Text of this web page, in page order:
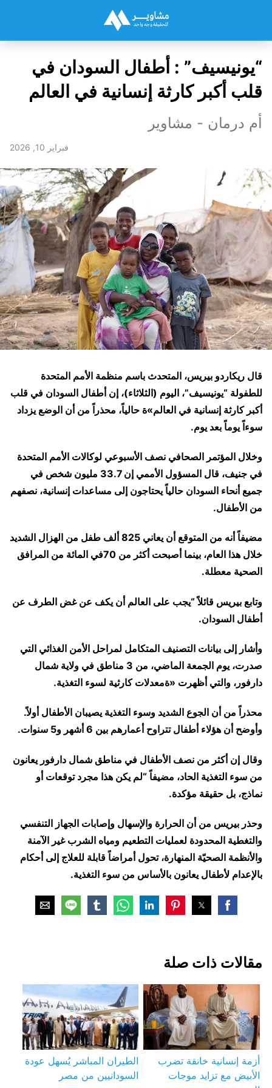
“يونيسيف” : أطفال السودان في
قلب أكبر كارثة إنسانية في العالم
أم درمان - مشاوير
فبراير 10, 2026
قال ريكاردو بيريس، المتحدث باسم منظمة الأمم المتحدة
للطفولة “يونيسيف”، اليوم (الثلاثاء)، إن أطفال السودان في قلب
أكبر كارثة إنسانية في العالم»ة حالياً، محذراً من أن الوضع يزداد
سوءاً يوماً بعد يوم.
وخلال المؤتمر الصحافي نصف الأسبوعي لوكالات الأمم المتحدة
في جنيف، قال المسؤول الأممي إن 33.7 مليون شخص في
جميع أنحاء السودان حالياً يحتاجون إلى مساعدات إنسانية، نصفهم
من الأطفال.
مضيفاً أنه من المتوقع أن يعاني 825 ألف طفل من الهزال الشديد
خلال هذا العام، بينما أصبحت أكثر من 70في المائة من المرافق
الصحية معطلة.
وتابع بيريس قائلاً “يجب على العالم أن يكف عن غض الطرف عن
أطفال السودان.
وأشار إلى بيانات التصنيف المتكامل لمراحل الأمن الغذائي التي
صدرت، يوم الجمعة الماضي، من 3 مناطق في ولاية شمال
دارفور، والتي أظهرت «ةمعدلات كارثية لسوء التغذية.
محذراً من أن الجوع الشديد وسوء التغذية يصيبان الأطفال أولاً.
وأوضح أن هؤلاء أطفال تتراوح أعمارهم بين 6 أشهر و5 سنوات.
وقال إن أكثر من نصف الأطفال في مناطق شمال دارفور يعانون
من سوء التغذية الحاد، مضيفاً “لم يكن هذا مجرد توقعات أو
نماذج، بل حقيقة مؤكدة.
وحذر بيريس من أن الحرارة والإسهال وإصابات الجهاز التنفسي
والتغطية المحدودة لعمليات التطعيم ومياه الشرب غير الآمنة
والأنظمة الصحيّة المنهارة، تحول أمراضاً قابلة للعلاج إلى أحكام
بالإعدام لأطفال يعانون بالأساس من سوء التغذية.
مقالات ذات صلة
أزمة إنسانية خانقة تضرب
الأبيض مع تزايد موجات
الطيران المباشر يُسهل عودة
السودانيين من مصر